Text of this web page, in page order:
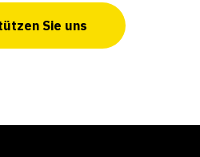
Sie uns